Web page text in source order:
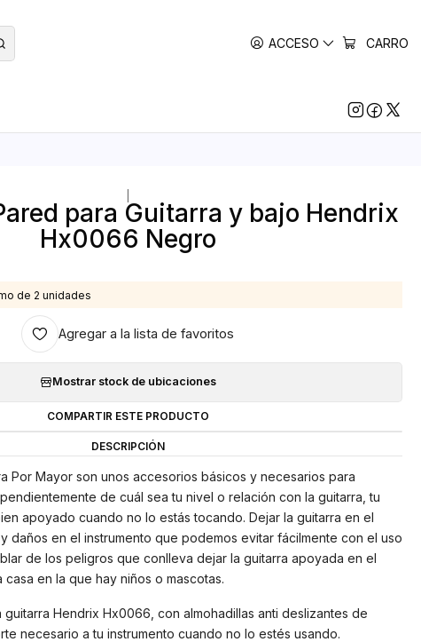
ACCESO CARRO
para Guitarra y bajo Hendrix
Hx0066 Negro
de 2 unidades
Agregar a la lista de favoritos
Mostrar stock de ubicaciones
COMPARTIR ESTE PRODUCTO
DESCRIPCIÓN
Por Mayor son unos accesorios básicos y necesarios para
de cuál sea tu nivel o relación con la guitarra, tu
apoyado cuando no lo estás tocando. Dejar la guitarra en el
daños en el instrumento que podemos evitar fácilmente con el uso
de los peligros que conlleva dejar la guitarra apoyada en el
en la que hay niños o mascotas.
Hendrix Hx0066, con almohadillas anti deslizantes de
necesario a tu instrumento cuando no lo estés usando.